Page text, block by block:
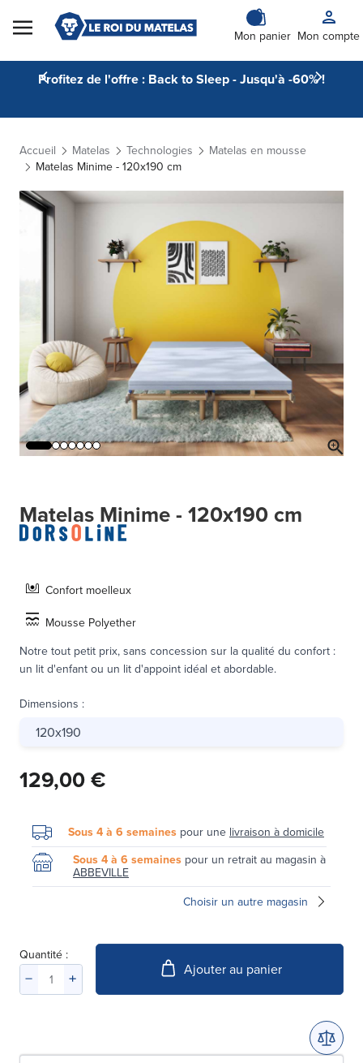
Skip to Content
Mon panier Mon compte
Profitez de l'offre : Back to Sleep - Jusqu'à -60% !
Accueil Matelas Technologies
Matelas en mousse
Matelas Minime - 120x190 cm
Matelas Minime - 120x190 cm
Confort moelleux
Mousse Polyether
Notre tout petit prix, sans concession sur la qualité du confort :
un lit d'enfant ou un lit d'appoint idéal et abordable.
Dimensions :
120x190
129,00 €
Sous 4 à 6 semaines pour une livraison à domicile
Sous 4 à 6 semaines pour un retrait au magasin à
ABBEVILLE
Choisir un autre magasin
Quantité :
Ajouter au panier